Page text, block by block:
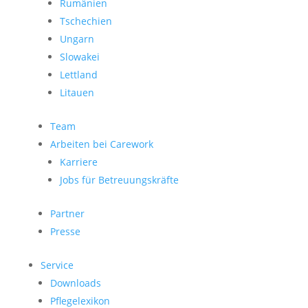
Rumänien
Tschechien
Ungarn
Slowakei
Lettland
Litauen
Team
Arbeiten bei Carework
Karriere
Jobs für Betreuungskräfte
Partner
Presse
Service
Downloads
Pflegelexikon